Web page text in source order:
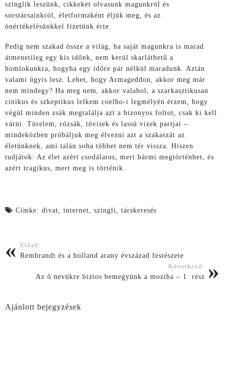
szinglik leszünk, cikkeket olvasunk magunkról és
sorstársainkról, életformaként éljük meg, és az
önértékelésünkkel fizetünk érte.
Pedig nem szakad össze a világ, ha saját magunkra is marad
átmenetileg egy kis időnk, nem kerül skarlátbetű a
homlokunkra, hogyha egy időre pár nélkül maradunk. Aztán
valami úgyis lesz. Lehet, hogy Armageddon, akkor meg már
nem mindegy? Ha meg nem, akkor valahol, a szarkasztikusan
cinikus és szkeptikus lelkem coelho-i legmélyén érzem, hogy
végül minden zsák megtalálja azt a bizonyos foltot, csak ki kell
várni. Türelem, rózsák, tövisek és lassú vizek partjai –
mindeközben próbáljuk meg élvezni azt a szakaszát az
életünknek, ami talán soha többet nem tér vissza. Hiszen
tudjátok: Az élet azért csodálatos, mert bármi megtörténhet, és
azért tragikus, mert meg is történik.
Címke: divat, internet, szingli, társkeresés
Előző:
Rembrandt és a holland arany évszázad festészete
Következő:
Az ő nevükre biztos bemegyünk a moziba – 1. rész
Ajánlott bejegyzések
E
R
Á
E
A
Z
A